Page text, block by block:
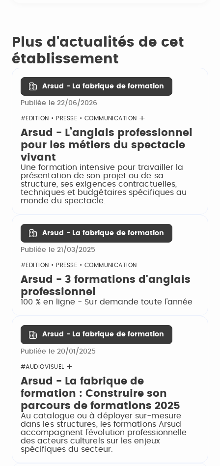
Plus d'actualités de cet
établissement
Arsud - La fabrique de formation
Publiée le 22/06/2026
#EDITION • PRESSE • COMMUNICATION
Arsud - L’anglais professionnel
pour les métiers du spectacle
vivant
Une formation intensive pour travailler la
présentation de son projet ou de sa
structure, ses exigences contractuelles,
techniques et budgétaires spécifiques au
monde du spectacle.
Arsud - La fabrique de formation
Publiée le 21/03/2025
#EDITION • PRESSE • COMMUNICATION
Arsud - 3 formations d'anglais
professionnel
100 % en ligne - Sur demande toute l'année
Arsud - La fabrique de formation
Publiée le 20/01/2025
#AUDIOVISUEL
Arsud - La fabrique de
formation : Construire son
parcours de formations 2025
Au catalogue ou à déployer sur-mesure
dans les structures, les formations Arsud
accompagnent l'évolution professionnelle
des acteurs culturels sur les enjeux
spécifiques du secteur.